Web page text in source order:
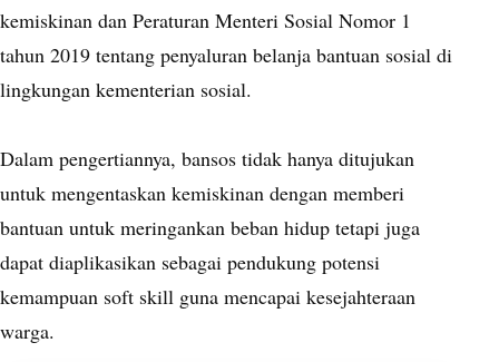
kemiskinan dan Peraturan Menteri Sosial Nomor 1
tahun 2019 tentang penyaluran belanja bantuan sosial di
lingkungan kementerian sosial.
Dalam pengertiannya, bansos tidak hanya ditujukan
untuk mengentaskan kemiskinan dengan memberi
bantuan untuk meringankan beban hidup tetapi juga
dapat diaplikasikan sebagai pendukung potensi
kemampuan soft skill guna mencapai kesejahteraan
warga.